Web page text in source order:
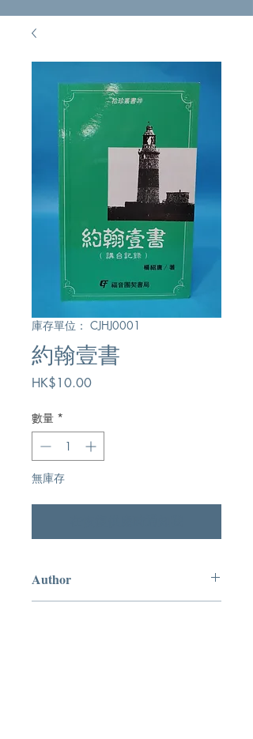
庫存單位： CJHJ0001
約翰壹書
HK$10.00價
數量 *
無庫存
Author